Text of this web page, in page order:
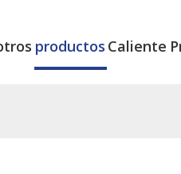
productos Caliente